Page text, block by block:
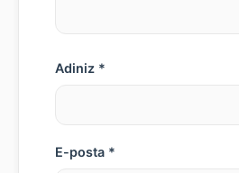
Adiniz *
E-posta *